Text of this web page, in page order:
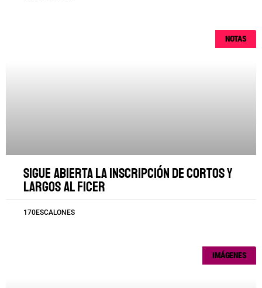
NOTAS
Sigue abierta la inscripción de cortos y
largos al FICER
170ESCALONES
IMÁGENES